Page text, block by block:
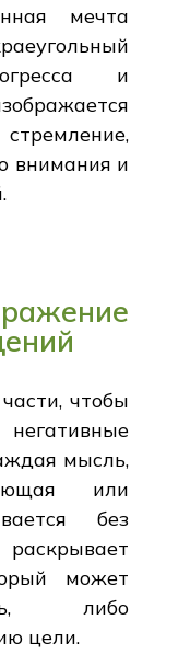
мечта
и
внимания и
чтобы
мысль,
или
без
может
либо
цели.